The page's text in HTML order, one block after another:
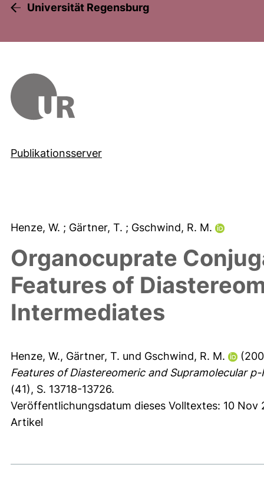
Universität Regensburg
Publikationsserver
Henze, W. ; Gärtner, T. ; Gschwind, R. M.
Organocuprate
Features of
Intermediates
Henze, W., Gärtner, T. und Gschwind, R. M.
Features of Diastereomeric and Supramolecular
(41), S. 13718-13726.
Veröffentlichungsdatum dieses Volltextes: 10 Nov
Artikel